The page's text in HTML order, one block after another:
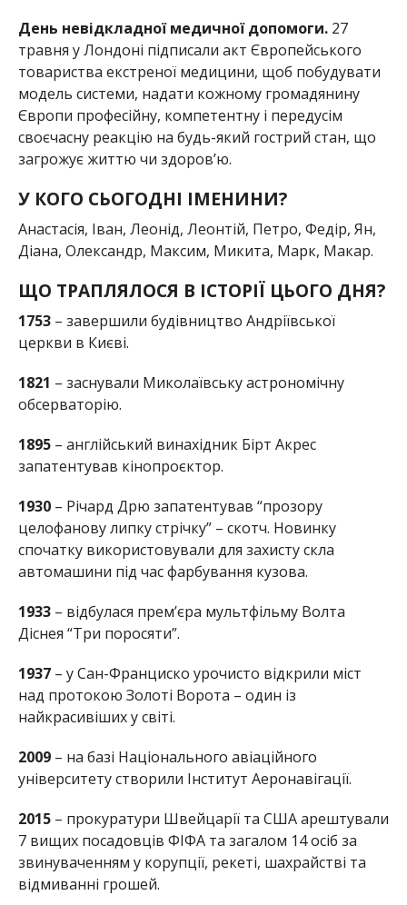
День невідкладної медичної допомоги.27
травня у Лондоні підписали акт Європейського
товариства екстреної медицини, щоб побудувати
модель системи, надати кожному громадянину
Європи професійну, компетентну і передусім
своєчасну реакцію на будь-який гострий стан, що
загрожує життю чи здоров’ю.
У КОГО СЬОГОДНІ ІМЕНИНИ?
Анастасія, Іван, Леонід, Леонтій, Петро, Федір, Ян,
Діана, Олександр, Максим, Микита, Марк, Макар.
ЩО ТРАПЛЯЛОСЯ В ІСТОРІЇ ЦЬОГО ДНЯ?
1753– завершили будівництво Андріївської
церкви в Києві.
1821 – заснували Миколаївську астрономічну
обсерваторію.
1895– англійський винахідник Бірт Акрес
запатентував кінопроєктор.
1930– Річард Дрю запатентував “прозору
целофанову липку стрічку” – скотч. Новинку
спочатку використовували для захисту скла
автомашини під час фарбування кузова.
1933– відбулася прем’єра мультфільму Волта
Діснея “Три поросяти”.
1937– у Сан-Франциско урочисто відкрили міст
над протокою Золоті Ворота – один із
найкрасивіших у світі.
2009– на базі Національного авіаційного
університету створили Інститут Аеронавігації.
2015– прокуратури Швейцарії та США арештували
7 вищих посадовців ФІФА та загалом 14 осіб за
звинуваченням у корупції, рекеті, шахрайстві та
відмиванні грошей.